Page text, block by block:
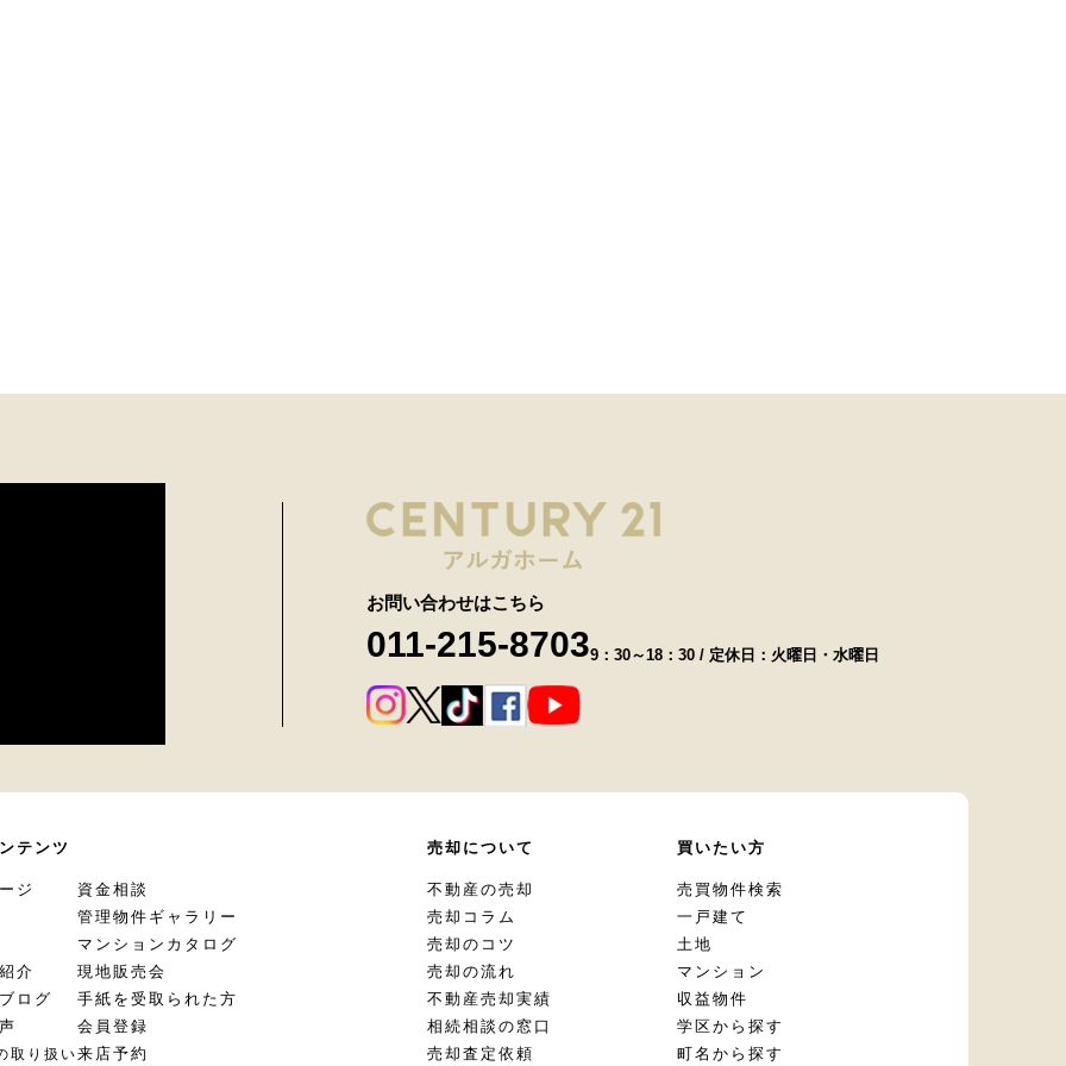
お問い合わせはこちら
011-215-87039：30～18：30 / 定休日：火曜日・水曜日
テンツ
ジ
介
ログ
取り扱い
資金相談
管理物件ギャラリー
マンションカタログ
現地販売会
手紙を受取られた方
会員登録
来店予約
売却について
不動産の売却
売却コラム
売却のコツ
売却の流れ
不動産売却実績
相続相談の窓口
売却査定依頼
買いたい方
売買物件検索
一戸建て
土地
マンション
収益物件
学区から探す
町名から探す